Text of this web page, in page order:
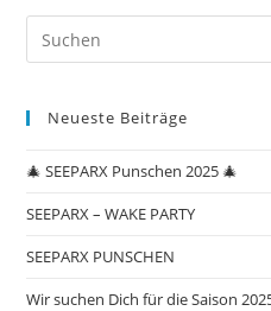
Neueste Beiträge
🎄 SEEPARX Punschen 2025 🎄
SEEPARX – WAKE PARTY
SEEPARX PUNSCHEN
Wir suchen Dich für die Saison